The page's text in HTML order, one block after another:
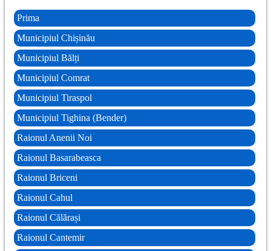
Prima
Municipiul Chișinău
Municipiul Bălți
Municipiul Comrat
Municipiul Tiraspol
Municipiul Tighina (Bender)
Raionul Anenii Noi
Raionul Basarabeasca
Raionul Briceni
Raionul Cahul
Raionul Călărași
Raionul Cantemir